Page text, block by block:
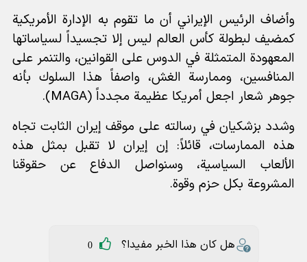
وأضاف الرئيس الإيراني أن ما تقوم به الإدارة الأمريكية
كمضيف لبطولة كأس العالم ليس إلا تجسيداً لسياساتها
المعهودة المتمثلة في الدوس على القوانين، والتنمر على
المنافسين، وممارسة الغش، واصفاً هذا السلوك بأنه
جوهر شعار اجعل أمريكا عظيمة مجدداً (MAGA).
وشدد بزشكيان في رسالته على موقف إيران الثابت تجاه
هذه الممارسات، قائلاً: إن إيران لا تقبل بمثل هذه
الألعاب السياسية، وسنواصل الدفاع عن حقوقنا
المشروعة بكل حزم وقوة.
هل كان هذا الخبر مفيدا؟ 0